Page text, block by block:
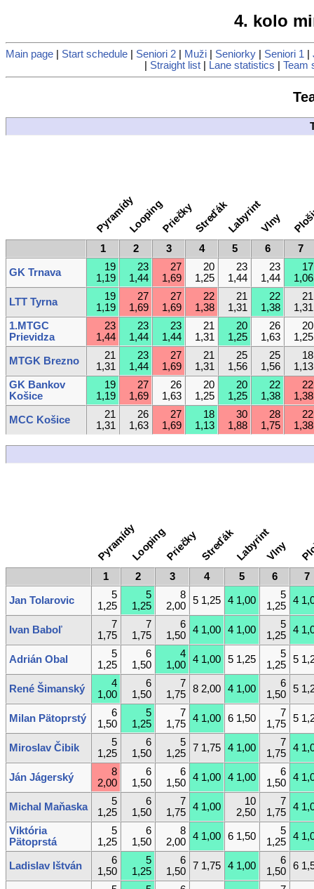
4. kolo
Main page Start schedule Seniori 2 Muži Seniorky Seniori 1
Straight list Lane statistics Team
PyramídyLoopingPriečkyStreďákLabyrintVlny
1 2 3 4 5 6 7
GK Trnava
19
1,19
23
1,44
27
1,69
20
1,25
23
1,44
23
1,44
17
1,06
LTT Tyrna
19
1,19
27
1,69
27
1,69
22
1,38
21
1,31
22
1,38
21
1,31
1.MTGC
Prievidza
23
1,44
23
1,44
23
1,44
21
1,31
20
1,25
26
1,63
20
1,25
MTGK Brezno
21
1,31
23
1,44
27
1,69
21
1,31
25
1,56
25
1,56
18
1,13
GK Bankov
Košice
19
1,19
27
1,69
26
1,63
20
1,25
20
1,25
22
1,38
22
1,38
MCC Košice
21
1,31
26
1,63
27
1,69
18
1,13
30
1,88
28
1,75
22
1,38
PyramídyLoopingPriečkyStreďák LabyrintVlny
1 2 3 4 5 6 7
Jan Tolarovic
5
1,25
5
1,25
8
2,00
5 1,25 4 1,00
5
1,25
4
Ivan Baboľ
7
1,75
7
1,75
6
1,50
4 1,00 4 1,00
5
1,25
4
Adrián Obal
5
1,25
6
1,50
4
1,00
4 1,00 5 1,25
5
1,25
5
René Šimanský
4
1,00
6
1,50
7
1,75
8 2,00 4 1,00
6
1,50
5
Milan Pätoprstý
6
1,50
5
1,25
7
1,75
4 1,00 6 1,50
7
1,75
5
Miroslav Čibik
5
1,25
6
1,50
5
1,25
7 1,75 4 1,00
7
1,75
4
Ján Jágerský
8
2,00
6
1,50
6
1,50
4 1,00 4 1,00
6
1,50
4
Michal Maňaska
5
1,25
6
1,50
7
1,75
4 1,00
10
2,50
7
1,75
4
Viktória
Pätoprstá
5
1,25
6
1,50
8
2,00
4 1,00 6 1,50
5
1,25
4
Ladislav Ištván
6
1,50
5
1,25
6
1,50
7 1,75 4 1,00
6
1,50
6